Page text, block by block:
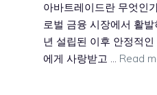
아바트레이드란 무엇인
로벌 금융 시장에서 활
년 설립된 이후 안정적
에게 사랑받고 … Read